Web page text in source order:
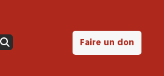
Faire un don